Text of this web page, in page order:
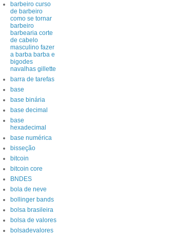
barbeiro curso
de barbeiro
como se tornar
barbeiro
barbearia corte
de cabelo
masculino fazer
a barba barba e
bigodes
navalhas gillette
barra de tarefas
base
base binária
base decimal
base
hexadecimal
base numérica
bisseção
bitcoin
bitcoin core
BNDES
bola de neve
bollinger bands
bolsa brasileira
bolsa de valores
bolsadevalores